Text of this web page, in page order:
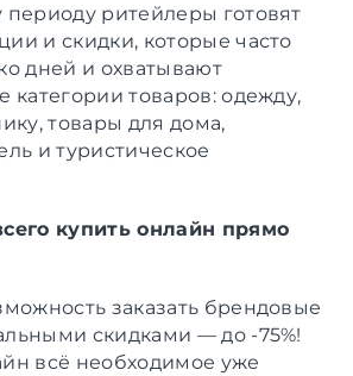
ритейлеры готовят
и скидки, которые часто
дней и охватывают
категории товаров: одежду,
товары для дома,
и туристическое
купить онлайн прямо
заказать брендовые
скидками — до -75%!
всё необходимое уже